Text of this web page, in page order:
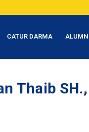
CATUR DARMA
Thaib SH.,